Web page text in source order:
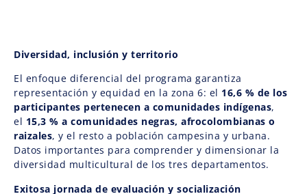
Diversidad, inclusión y territorio
El enfoque diferencial del programa garantiza
representación y equidad en la zona 6: el 16,6 % de los
participantes pertenecen a comunidades indígenas,
el 15,3 % a comunidades negras, afrocolombianas o
raizales, y el resto a población campesina y urbana.
Datos importantes para comprender y dimensionar la
diversidad multicultural de los tres departamentos.
Exitosa jornada de evaluación y socialización